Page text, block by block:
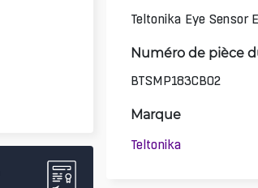
Teltonika Eye Sensor
Numéro de pièce
BTSMP183CB02
Marque
Teltonika